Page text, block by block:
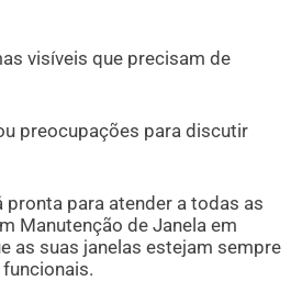
visíveis que precisam de
preocupações para discutir
pronta para atender a todas as
Manutenção de Janela em
as suas janelas estejam sempre